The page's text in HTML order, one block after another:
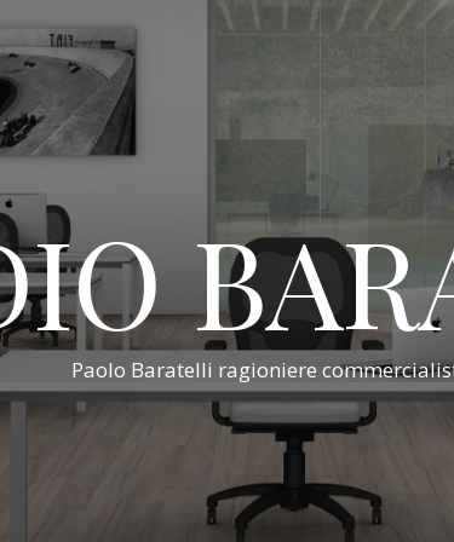
Paolo Baratelli ragioniere